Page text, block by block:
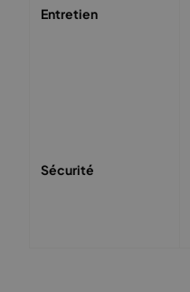
Entretien
Sécurité